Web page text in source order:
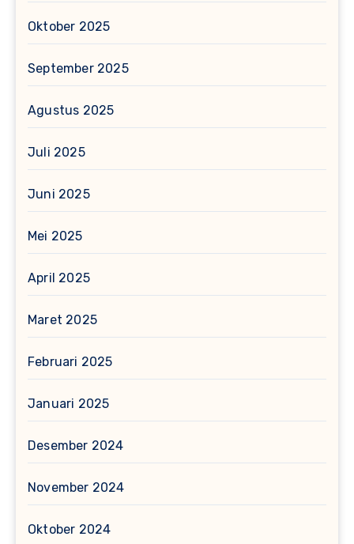
Oktober 2025
September 2025
Agustus 2025
Juli 2025
Juni 2025
Mei 2025
April 2025
Maret 2025
Februari 2025
Januari 2025
Desember 2024
November 2024
Oktober 2024